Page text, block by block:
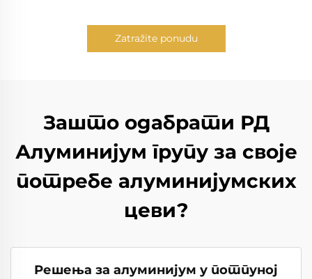
Zatražite ponudu
Зашто одабрати РД
Алуминијум групу за своје
потребе алуминијумских
цеви?
Решења за алуминијум у потпуној